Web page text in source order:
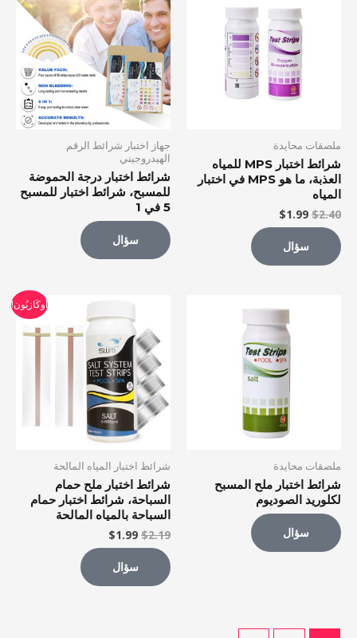
ملصقات محايدة
شرائط اختبار MPS للمياه
العذبة، ما هو MPS في اختبار
المياه
$2.40
كان:
$1.99
هو:
$1.99.
سؤال
جهاز اختبار شرائط الرقم
الهيدروجيني
شرائط اختبار درجة الحموضة
للمسبح، شرائط اختبار للمسبح
5 في 1
سؤال
ملصقات محايدة
شرائط اختبار ملح المسبح
لكلوريد الصوديوم
سؤال
أُوكَازيُون!
شرائط اختبار المياه المالحة
شرائط اختبار ملح حمام
السباحة، شرائط اختبار حمام
السباحة بالمياه المالحة
$2.19
الأصلي
كان:
$2.19.
$1.99
الحالي
$1.99.
سؤال